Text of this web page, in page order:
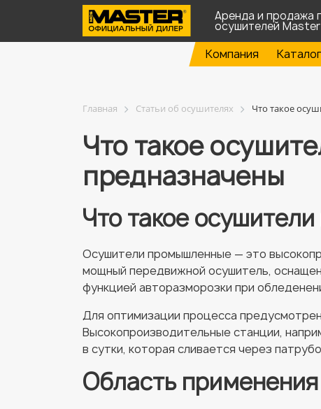
Аренда и продажа
осушителей Master
Компания Каталог
Главная Статьи об осушителях Что такое
Что такое
предназначены
Что такое
Осушители промышленные — это
мощный передвижной осушитель,
функцией авторазморозки при
Для оптимизации процесса
Высокопроизводительные станции,
в сутки, которая сливается через
Область